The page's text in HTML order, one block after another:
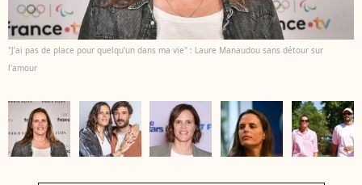
"J’ai pas de place pour quelqu’un dans ma vie" : Laure Manaudou sans détour sur
l'amour